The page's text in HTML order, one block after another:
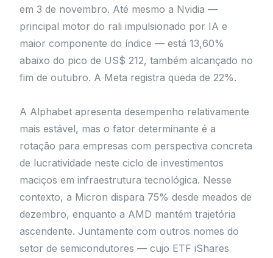
em 3 de novembro. Até mesmo a Nvidia —
principal motor do rali impulsionado por IA e
maior componente do índice — está 13,60%
abaixo do pico de US$ 212, também alcançado no
fim de outubro. A Meta registra queda de 22%.
A Alphabet apresenta desempenho relativamente
mais estável, mas o fator determinante é a
rotação para empresas com perspectiva concreta
de lucratividade neste ciclo de investimentos
maciços em infraestrutura tecnológica. Nesse
contexto, a Micron dispara 75% desde meados de
dezembro, enquanto a AMD mantém trajetória
ascendente. Juntamente com outros nomes do
setor de semicondutores — cujo ETF iShares